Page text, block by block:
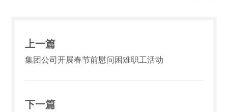
上一篇
集团公司开展春节前慰问困难职工活动
下一篇